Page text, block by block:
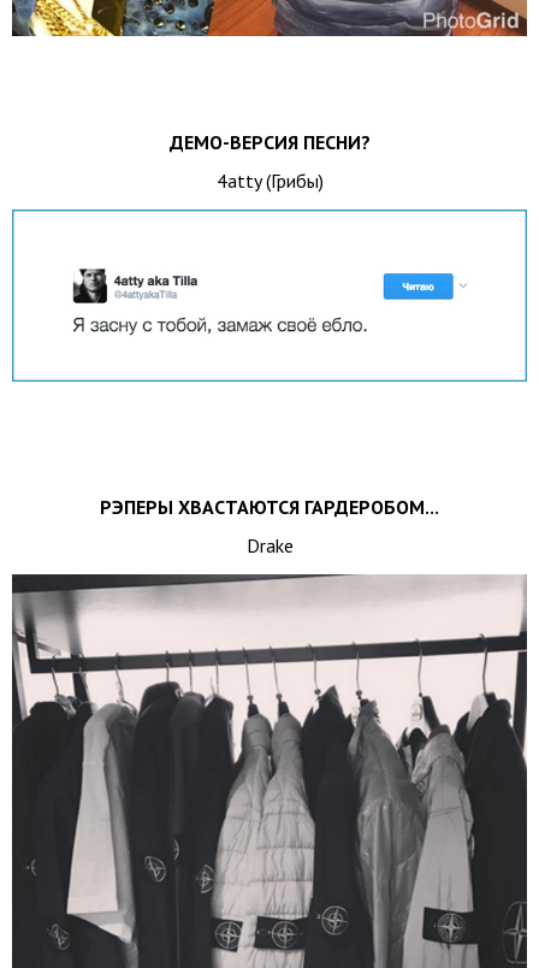
ДЕМО-ВЕРСИЯ ПЕСНИ?
4atty (Грибы)
РЭПЕРЫ ХВАСТАЮТСЯ ГАРДЕРОБОМ...
Drake